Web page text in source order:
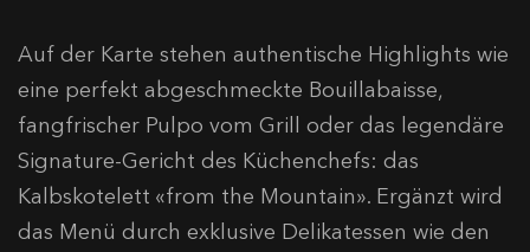
Auf der Karte stehen authentische Highlights wie
eine perfekt abgeschmeckte Bouillabaisse,
fangfrischer Pulpo vom Grill oder das legendäre
Signature-Gericht des Küchenchefs: das
Kalbskotelett «from the Mountain». Ergänzt wird
das Menü durch exklusive Delikatessen wie den